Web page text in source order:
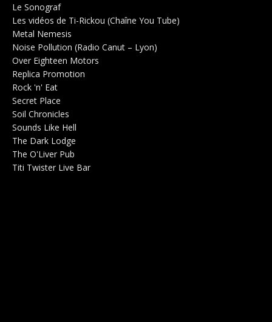
Le SonografSalle de concerts 0
Les vidéos de Ti-Rickou (Chaîne You Tube)
Metal Nemesis
Noise Pollution (Radio Canut – Lyon)
Over Eighteen Motors
Replica Promotion
Rock 'n' Eat
Secret Place
Soil Chronicles
Sounds Like Hell
The Dark Lodge
The O'Liver Pub
Titi Twister Live Bar